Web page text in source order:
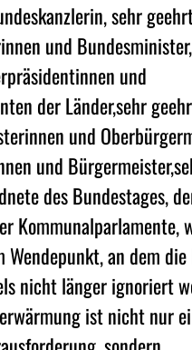
sehr
und
und
der Länder,sehr
und
und
des Bundestages,
Kommunalparlamente,
Wendepunkt, an dem die
nicht länger ignoriert
ist nicht nur